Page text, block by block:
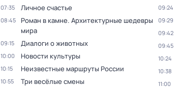
07:35 Личное счастье
08:45
Роман в камне. Архитектурные шедевры
мира
09:15 Диалоги о животных
10:00 Новости культуры
10:15 Неизвестные маршруты России
10:55 Три весёлые смены
09:24
09:29
09:42
09:45
10:24
10:38
11:00